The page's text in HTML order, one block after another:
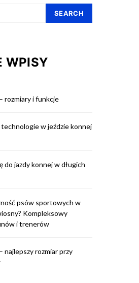
SEARCH
WPISY
rozmiary i funkcje
technologie w jeździe konnej
do jazdy konnej w długich
psów sportowych w
Kompleksowy
i trenerów
najlepszy rozmiar przy